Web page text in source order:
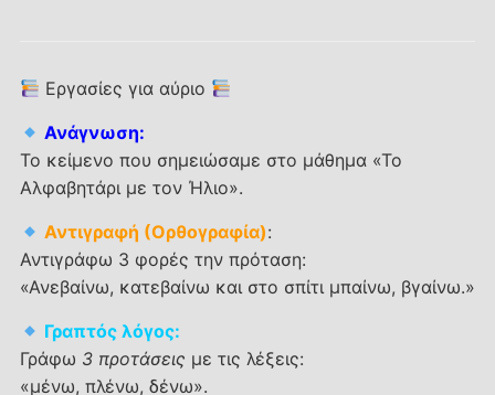
Εργασίες για αύριο
Ανάγνωση:
Το κείμενο που σημειώσαμε στο μάθημα «Το
Αλφαβητάρι με τον Ήλιο».
Αντιγραφή (Ορθογραφία):
Αντιγράφω 3 φορές την πρόταση:
«Ανεβαίνω, κατεβαίνω και στο σπίτι μπαίνω, βγαίνω.»
Γραπτός λόγος:
Γράφω 3 προτάσεις με τις λέξεις:
«μένω, πλένω, δένω».